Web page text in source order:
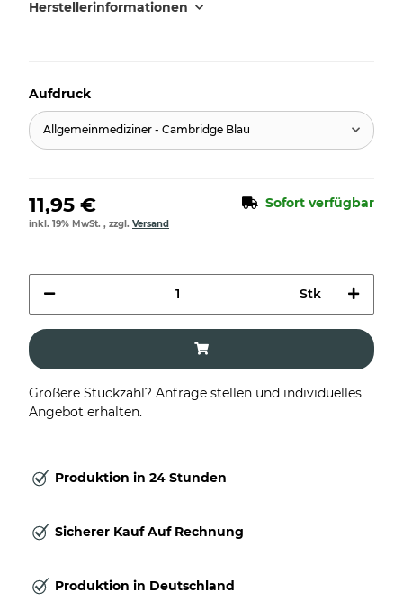
Herstellerinformationen
Aufdruck
Allgemeinmediziner - Cambridge Blau
11,95 € Sofort verfügbar
inkl. 19% MwSt. , zzgl. Versand
Stk
Größere Stückzahl? Anfrage stellen und individuelles
Angebot erhalten.
Produktion in 24 Stunden
Sicherer Kauf Auf Rechnung
Produktion in Deutschland